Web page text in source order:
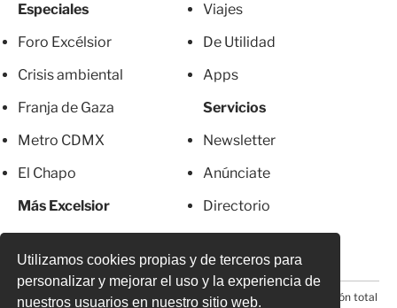
Utilizamos cookies propias y de terceros para
personalizar y mejorar el uso y la experiencia de
nuestros usuarios en nuestro sitio web.
Especiales
Foro Excélsior
Crisis ambiental
Franja de Gaza
Metro CDMX
El Chapo
Más Excelsior
Viajes
De Utilidad
Apps
Servicios
Newsletter
Anúnciate
Directorio
© 2026 Todos los derechos reservados. Prohibida la reproducción total